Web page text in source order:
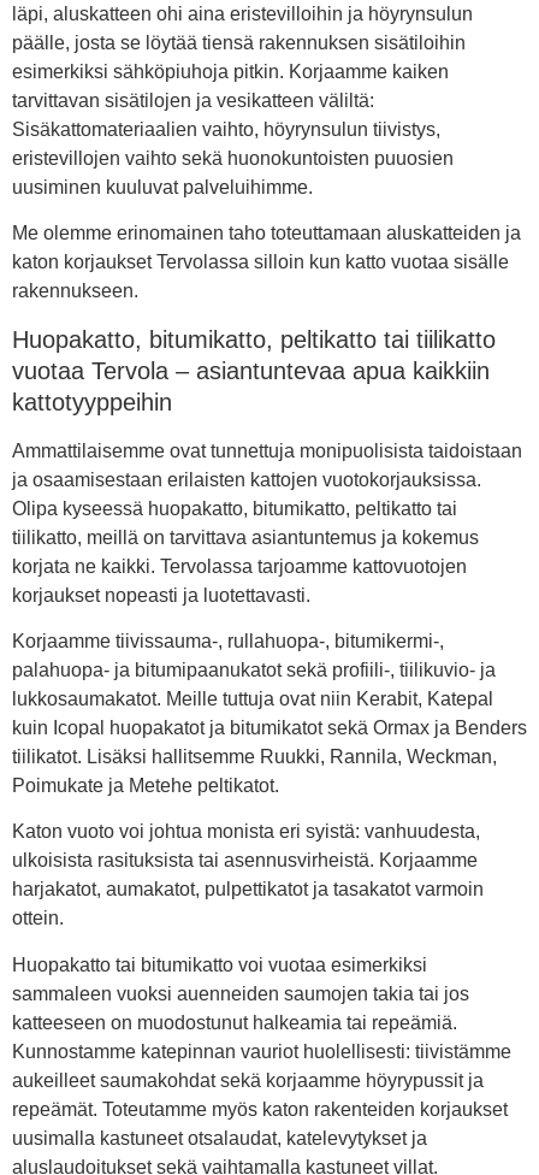
läpi, aluskatteen ohi aina eristevilloihin ja höyrynsulun
päälle, josta se löytää tiensä rakennuksen sisätiloihin
esimerkiksi sähköpiuhoja pitkin. Korjaamme kaiken
tarvittavan sisätilojen ja vesikatteen väliltä:
Sisäkattomateriaalien vaihto, höyrynsulun tiivistys,
eristevillojen vaihto sekä huonokuntoisten puuosien
uusiminen kuuluvat palveluihimme.
Me olemme erinomainen taho toteuttamaan aluskatteiden ja
katon korjaukset Tervolassa silloin kun katto vuotaa sisälle
rakennukseen.
Huopakatto, bitumikatto, peltikatto tai tiilikatto
vuotaa Tervola – asiantuntevaa apua kaikkiin
kattotyyppeihin
Ammattilaisemme ovat tunnettuja monipuolisista taidoistaan
ja osaamisestaan erilaisten kattojen vuotokorjauksissa.
Olipa kyseessä huopakatto, bitumikatto, peltikatto tai
tiilikatto, meillä on tarvittava asiantuntemus ja kokemus
korjata ne kaikki. Tervolassa tarjoamme kattovuotojen
korjaukset nopeasti ja luotettavasti.
Korjaamme tiivissauma-, rullahuopa-, bitumikermi-,
palahuopa- ja bitumipaanukatot sekä profiili-, tiilikuvio- ja
lukkosaumakatot. Meille tuttuja ovat niin Kerabit, Katepal
kuin Icopal huopakatot ja bitumikatot sekä Ormax ja Benders
tiilikatot. Lisäksi hallitsemme Ruukki, Rannila, Weckman,
Poimukate ja Metehe peltikatot.
Katon vuoto voi johtua monista eri syistä: vanhuudesta,
ulkoisista rasituksista tai asennusvirheistä. Korjaamme
harjakatot, aumakatot, pulpettikatot ja tasakatot varmoin
ottein.
Huopakatto tai bitumikatto voi vuotaa esimerkiksi
sammaleen vuoksi auenneiden saumojen takia tai jos
katteeseen on muodostunut halkeamia tai repeämiä.
Kunnostamme katepinnan vauriot huolellisesti: tiivistämme
aukeilleet saumakohdat sekä korjaamme höyrypussit ja
repeämät. Toteutamme myös katon rakenteiden korjaukset
uusimalla kastuneet otsalaudat, katelevytykset ja
aluslaudoitukset sekä vaihtamalla kastuneet villat.